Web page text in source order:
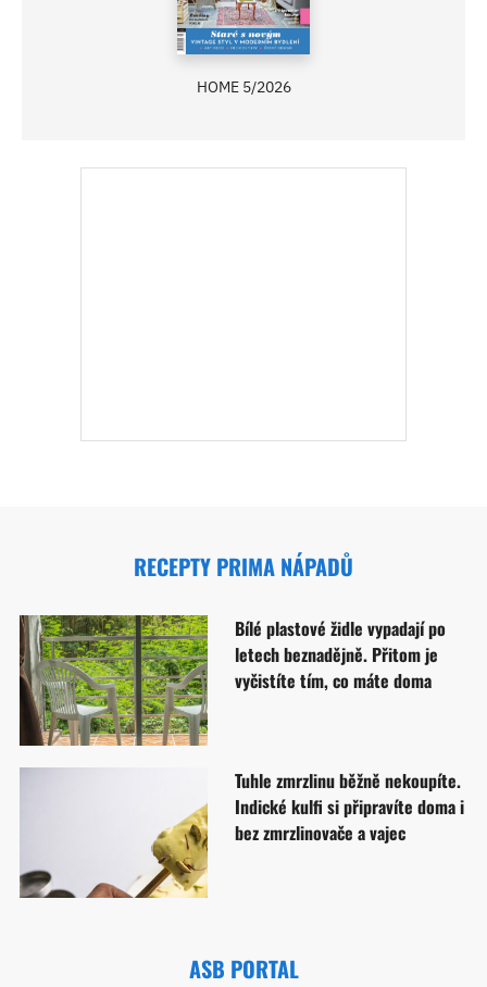
HOME 5/2026
RECEPTY PRIMA NÁPADŮ
Bílé plastové židle vypadají po
letech beznadějně. Přitom je
vyčistíte tím, co máte doma
Tuhle zmrzlinu běžně nekoupíte.
Indické kulfi si připravíte doma i
bez zmrzlinovače a vajec
ASB PORTAL